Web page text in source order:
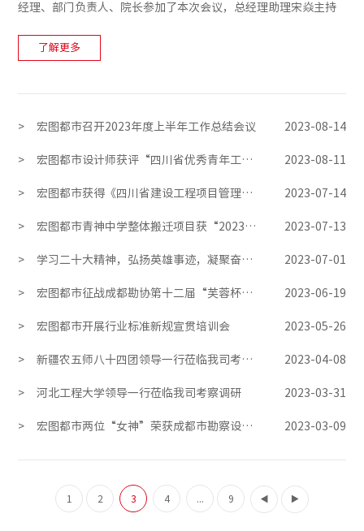
经理、部门负责人、院长参加了本次会议，总经理助理宋焱主持
了解更多
> 宏图都市召开2023年度上半年工作总结会议 2023-08-14
> 宏图都市设计师获评“四川省优秀青年工程勘察设计师” 2023-08-11
> 宏图都市获得《四川省建设工程项目管理和全过程工程咨询企业》甲级等级证书 2023-07-14
> 宏图都市青神中学整体搬迁项目获“2023年度四川省优秀工程勘察设计成果 ”奖项 2023-07-13
> 学习二十大精神，弘扬英雄事迹，凝聚奋进力量——宏图都市党支部开展“七一”党建活动 2023-07-01
> 宏图都市征战成都勘协第十二届“芙蓉杯”篮球赛 2023-06-19
> 宏图都市开展行业标准新规宣贯培训会 2023-05-26
> 新疆农五师八十四团领导一行莅临我司考察交流 2023-04-08
> 河北工程大学领导一行莅临我司考察调研 2023-03-31
> 宏图都市两位“女神”荣获成都市勘察设计行业2023年度“三八红旗手”称号 2023-03-09
1 2 3 4 9  